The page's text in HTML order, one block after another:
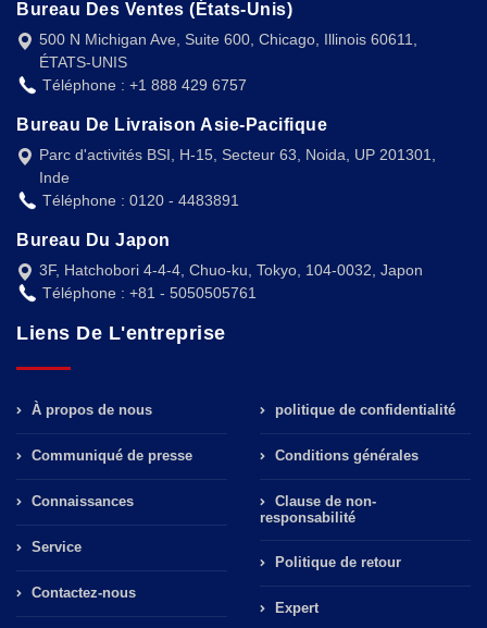
Bureau Des Ventes (États-Unis)
500 N Michigan Ave, Suite 600, Chicago, Illinois 60611,
ÉTATS-UNIS
Téléphone : +1 888 429 6757
Bureau De Livraison Asie-Pacifique
Parc d'activités BSI, H-15, Secteur 63, Noida, UP 201301,
Inde
Téléphone : 0120 - 4483891
Bureau Du Japon
3F, Hatchobori 4-4-4, Chuo-ku, Tokyo, 104-0032, Japon
Téléphone : +81 - 5050505761
Liens De L'entreprise
À propos de nous
Communiqué de presse
Connaissances
Service
Contactez-nous
politique de confidentialité
Conditions générales
Clause de non-
responsabilité
Politique de retour
Expert